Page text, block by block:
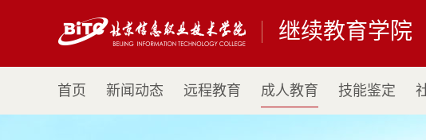
继续教育学院
首页 新闻动态 远程教育 成人教育 技能鉴定